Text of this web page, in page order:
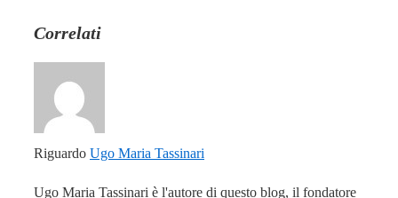
Correlati
Riguardo Ugo Maria Tassinari
Ugo Maria Tassinari è l'autore di questo blog, il fondatore